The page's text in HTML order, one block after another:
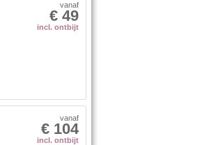
€ 49
vanaf
incl. ontbijt
€ 104
vanaf
incl. ontbijt